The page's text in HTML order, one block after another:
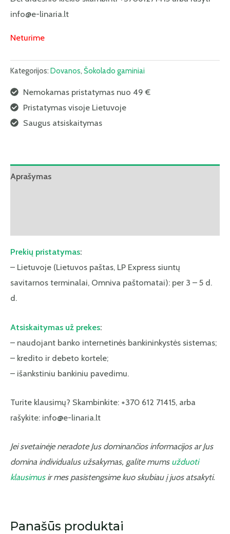
info@e-linaria.lt
Neturime
Kategorijos: Dovanos, Šokolado gaminiai
Nemokamas pristatymas nuo 49 €
Pristatymas visoje Lietuvoje
Saugus atsiskaitymas
Aprašymas
Prekių pristatymas:
– Lietuvoje (Lietuvos paštas, LP Express siuntų
savitarnos terminalai, Omniva paštomatai): per 3 – 5 d.
d.
Atsiskaitymas už prekes:
– naudojant banko internetinės bankininkystės sistemas;
– kredito ir debeto kortele;
– išankstiniu bankiniu pavedimu.
Turite klausimų? Skambinkite: +370 612 71415, arba
rašykite: info@e-linaria.lt
Jei svetainėje neradote Jus dominančios informacijos ar Jus
domina individualus užsakymas, galite mums užduoti
klausimusir mes pasistengsime kuo skubiau į juos atsakyti.
Panašūs produktai
IŠPARDUOTA